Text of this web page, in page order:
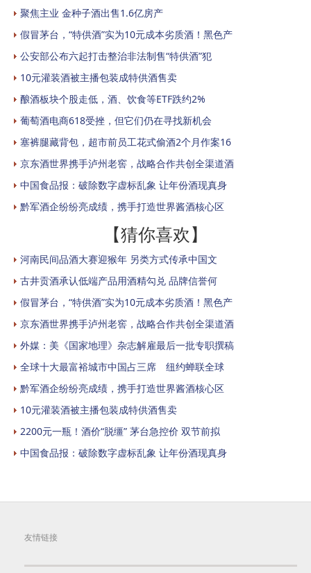
聚焦主业 金种子酒出售1.6亿房产
假冒茅台，“特供酒”实为10元成本劣质酒！黑色产
公安部公布六起打击整治非法制售“特供酒”犯
10元灌装酒被主播包装成特供酒售卖
酿酒板块个股走低，酒、饮食等ETF跌约2%
葡萄酒电商618受挫，但它们仍在寻找新机会
塞裤腿藏背包，超市前员工花式偷酒2个月作案16
京东酒世界携手泸州老窖，战略合作共创全渠道酒
中国食品报：破除数字虚标乱象 让年份酒现真身
黔军酒企纷纷亮成绩，携手打造世界酱酒核心区
【猜你喜欢】
河南民间品酒大赛迎猴年 另类方式传承中国文
古井贡酒承认低端产品用酒精勾兑 品牌信誉何
假冒茅台，“特供酒”实为10元成本劣质酒！黑色产
京东酒世界携手泸州老窖，战略合作共创全渠道酒
外媒：美《国家地理》杂志解雇最后一批专职撰稿
全球十大最富裕城市中国占三席 纽约蝉联全球
黔军酒企纷纷亮成绩，携手打造世界酱酒核心区
10元灌装酒被主播包装成特供酒售卖
2200元一瓶！酒价“脱缰” 茅台急控价 双节前拟
中国食品报：破除数字虚标乱象 让年份酒现真身
友情链接